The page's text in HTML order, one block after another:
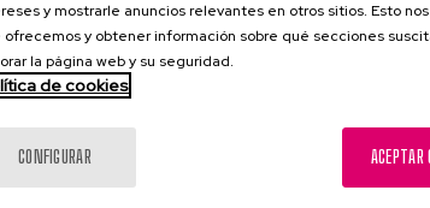
y mostrarle anuncios relevantes en otros sitios. Esto
ofrecemos y obtener información sobre qué secciones
la página web y su seguridad.
de cookies
CONFIGURAR ACEPTAR